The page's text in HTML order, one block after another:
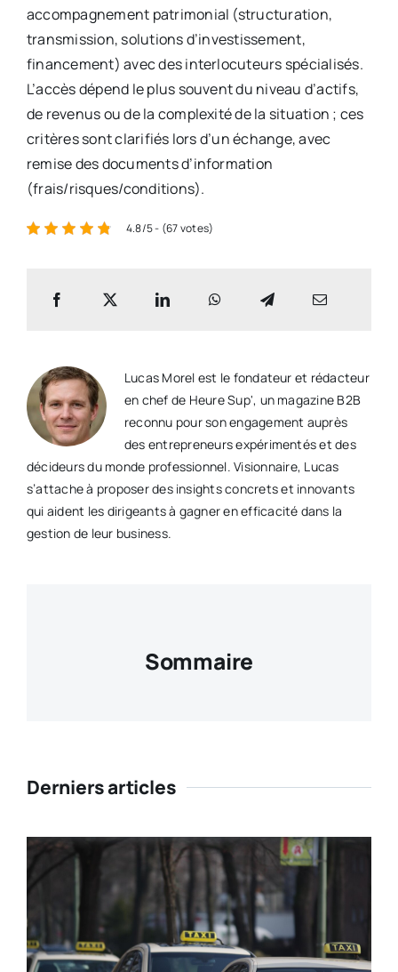
accompagnement patrimonial (structuration,
transmission, solutions d’investissement,
financement) avec des interlocuteurs spécialisés.
L’accès dépend le plus souvent du niveau d’actifs,
de revenus ou de la complexité de la situation ; ces
critères sont clarifiés lors d’un échange, avec
remise des documents d’information
(frais/risques/conditions).
4.8/5 - (67 votes)
Lucas Morel est le fondateur et rédacteur
en chef de Heure Sup', un magazine B2B
reconnu pour son engagement auprès
des entrepreneurs expérimentés et des
décideurs du monde professionnel. Visionnaire, Lucas
s’attache à proposer des insights concrets et innovants
qui aident les dirigeants à gagner en efficacité dans la
gestion de leur business.
Sommaire
Derniers articles